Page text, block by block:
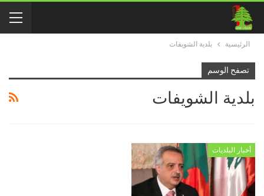
الرئيسية بلدية الشويفات
تصفح الوسم
بلدية الشويفات
أخبار البلديات